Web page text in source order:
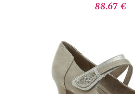
88.67 €